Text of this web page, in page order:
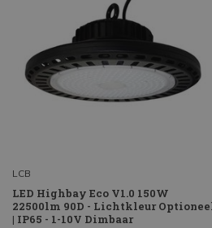
LCB
LED Highbay Eco V1.0 150W
22500lm 90D - Lichtkleur
| IP65 - 1-10V Dimbaar